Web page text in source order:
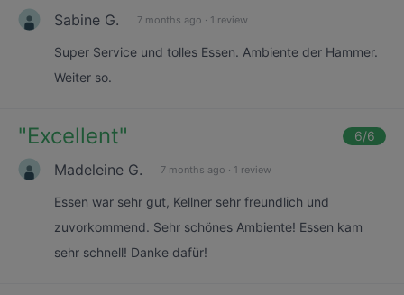
Sabine G. 7 months ago · 1 review
Super Service und tolles Essen. Ambiente der Hammer.
Weiter so.
"Excellent" 6/6
Madeleine G. 7 months ago · 1 review
Essen war sehr gut, Kellner sehr freundlich und
zuvorkommend. Sehr schönes Ambiente! Essen kam
sehr schnell! Danke dafür!